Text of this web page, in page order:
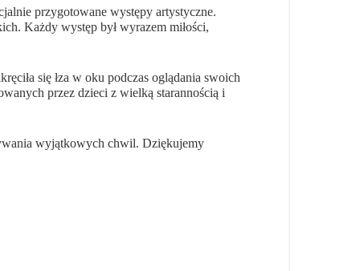
przygotowane występy artystyczne.
Każdy występ był wyrazem miłości,
się łza w oku podczas oglądania swoich
przez dzieci z wielką starannością i
wyjątkowych chwil. Dziękujemy